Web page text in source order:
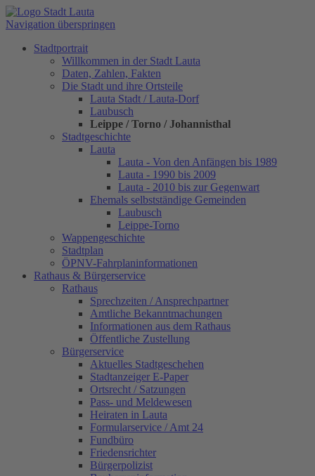
Navigation überspringen
Stadtportrait
Willkommen in der Stadt Lauta
Daten, Zahlen, Fakten
Die Stadt und ihre Ortsteile
Lauta Stadt / Lauta-Dorf
Laubusch
Leippe / Torno / Johannisthal
Stadtgeschichte
Lauta
Lauta - Von den Anfängen bis 1989
Lauta - 1990 bis 2009
Lauta - 2010 bis zur Gegenwart
Ehemals selbstständige Gemeinden
Laubusch
Leippe-Torno
Wappengeschichte
Stadtplan
ÖPNV-Fahrplaninformationen
Rathaus & Bürgerservice
Rathaus
Sprechzeiten / Ansprechpartner
Amtliche Bekanntmachungen
Informationen aus dem Rathaus
Öffentliche Zustellung
Bürgerservice
Aktuelles Stadtgeschehen
Stadtanzeiger E-Paper
Ortsrecht / Satzungen
Pass- und Meldewesen
Heiraten in Lauta
Formularservice / Amt 24
Fundbüro
Friedensrichter
Bürgerpolizist